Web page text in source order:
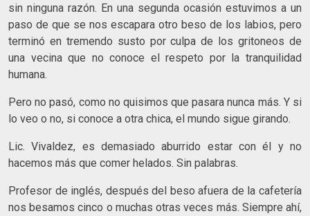
sin ninguna razón. En una segunda ocasión estuvimos a un
paso de que se nos escapara otro beso de los labios, pero
terminó en tremendo susto por culpa de los gritoneos de
una vecina que no conoce el respeto por la tranquilidad
humana.
Pero no pasó, como no quisimos que pasara nunca más. Y si
lo veo o no, si conoce a otra chica, el mundo sigue girando.
Lic. Vivaldez, es demasiado aburrido estar con él y no
hacemos más que comer helados. Sin palabras.
Profesor de inglés, después del beso afuera de la cafetería
nos besamos cinco o muchas otras veces más. Siempre ahí,